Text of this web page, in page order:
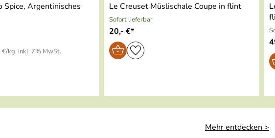
Spice, Argentinisches
kg, inkl. 7% MwSt.
Le Creuset Müslischale Coupe in flint
Sofort lieferbar
20,- €*
Mehr entdecken >